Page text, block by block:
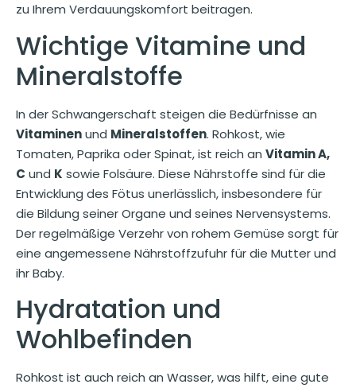
zu Ihrem Verdauungskomfort beitragen.
Wichtige Vitamine und
Mineralstoffe
In der Schwangerschaft steigen die Bedürfnisse an
Vitaminenund Mineralstoffen. Rohkost, wie
Tomaten, Paprika oder Spinat, ist reich an Vitamin A,
C und K sowie Folsäure. Diese Nährstoffe sind für die
Entwicklung des Fötus unerlässlich, insbesondere für
die Bildung seiner Organe und seines Nervensystems.
Der regelmäßige Verzehr von rohem Gemüse sorgt für
eine angemessene Nährstoffzufuhr für die Mutter und
ihr Baby.
Hydratation und
Wohlbefinden
Rohkost ist auch reich an Wasser, was hilft, eine gute